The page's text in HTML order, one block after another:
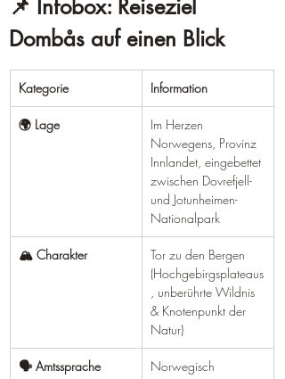
📌 Infobox: Reiseziel
Dombås auf einen Blick
Kategorie Information
🌍 Lage
Im Herzen
Norwegens, Provinz
Innlandet, eingebettet
zwischen Dovrefjell-
und Jotunheimen-
Nationalpark
🏔️ Charakter
Tor zu den Bergen
(Hochgebirgsplateaus
, unberührte Wildnis
& Knotenpunkt der
Natur)
🗣️ Amtssprache Norwegisch